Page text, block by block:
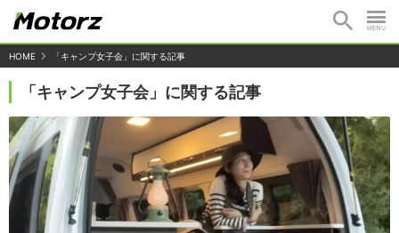
HOME 「キャンプ女子会」に関する記事
「キャンプ女子会」に関する記事